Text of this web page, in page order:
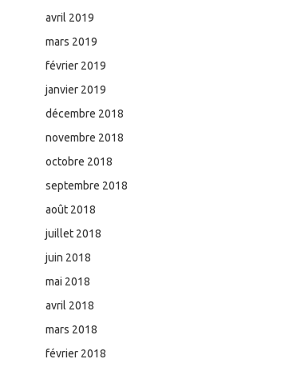
avril 2019
mars 2019
février 2019
janvier 2019
décembre 2018
novembre 2018
octobre 2018
septembre 2018
août 2018
juillet 2018
juin 2018
mai 2018
avril 2018
mars 2018
février 2018